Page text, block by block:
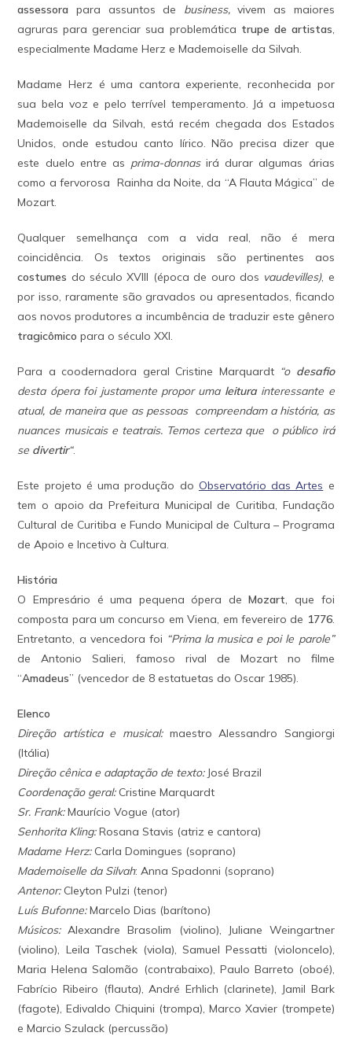
assessora para assuntos de business,vivem as maiores
agruras para gerenciar sua problemática trupe de artistas,
especialmente Madame Herz e Mademoiselle da Silvah.
Madame Herz é uma cantora experiente, reconhecida por
sua bela voz e pelo terrível temperamento. Já a impetuosa
Mademoiselle da Silvah, está recém chegada dos Estados
Unidos, onde estudou canto lírico. Não precisa dizer que
este duelo entre as prima-donnasirá durar algumas árias
como a fervorosa Rainha da Noite, da “A Flauta Mágica” de
Mozart.
Qualquer semelhança com a vida real, não é mera
coincidência. Os textos originais são pertinentes aos
costumes do século XVIII (época de ouro dos vaudevilles), e
por isso, raramente são gravados ou apresentados, ficando
aos novos produtores a incumbência de traduzir este gênero
tragicômico para o século XXI.
Para a coodernadora geral Cristine Marquardt “o desafio
desta ópera foi justamente propor uma leiturainteressante e
atual, de maneira que as pessoas compreendam a história, as
nuances musicais e teatrais. Temos certeza que o público irá
se divertir“.
Este projeto é uma produção do Observatório das Artes e
tem o apoio da Prefeitura Municipal de Curitiba, Fundação
Cultural de Curitiba e Fundo Municipal de Cultura – Programa
de Apoio e Incetivo à Cultura.
História
O Empresário é uma pequena ópera deMozart, que foi
composta para um concurso em Viena, em fevereiro de 1776.
Entretanto, a vencedora foi “Prima la musica e poi le parole”
de Antonio Salieri, famoso rival de Mozart no filme
“Amadeus” (vencedor de 8 estatuetas do Oscar 1985).
Elenco
Direção artística e musical:maestro Alessandro Sangiorgi
(Itália)
Direção cênica e adaptação de texto:José Brazil
Coordenação geral:Cristine Marquardt
Sr. Frank:Maurício Vogue (ator)
Senhorita Kling:Rosana Stavis (atriz e cantora)
Madame Herz:Carla Domingues (soprano)
Mademoiselle da Silvah: Anna Spadonni (soprano)
Antenor:Cleyton Pulzi (tenor)
Luís Bufonne:Marcelo Dias (barítono)
Músicos:Alexandre Brasolim (violino), Juliane Weingartner
(violino), Leila Taschek (viola), Samuel Pessatti (violoncelo),
Maria Helena Salomão (contrabaixo), Paulo Barreto (oboé),
Fabrício Ribeiro (flauta), André Erhlich (clarinete), Jamil Bark
(fagote), Edivaldo Chiquini (trompa), Marco Xavier (trompete)
e Marcio Szulack (percussão)